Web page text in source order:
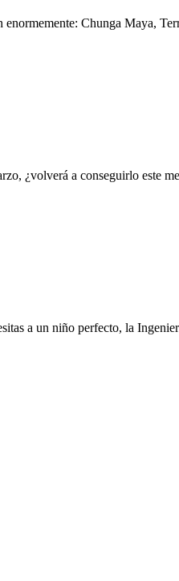
Chunga Maya,
¿volverá a conseguirlo este
a un niño perfecto, la